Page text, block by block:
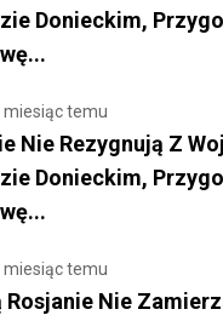
Donieckim,
temu
Nie Rezygnują Z
Donieckim,
miesiąc temu
Rosjanie Nie